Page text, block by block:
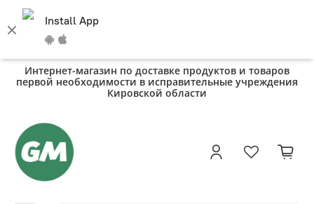
Install App
Интернет-магазин по доставке продуктов и товаров
первой необходимости в исправительные учреждения
Кировской области